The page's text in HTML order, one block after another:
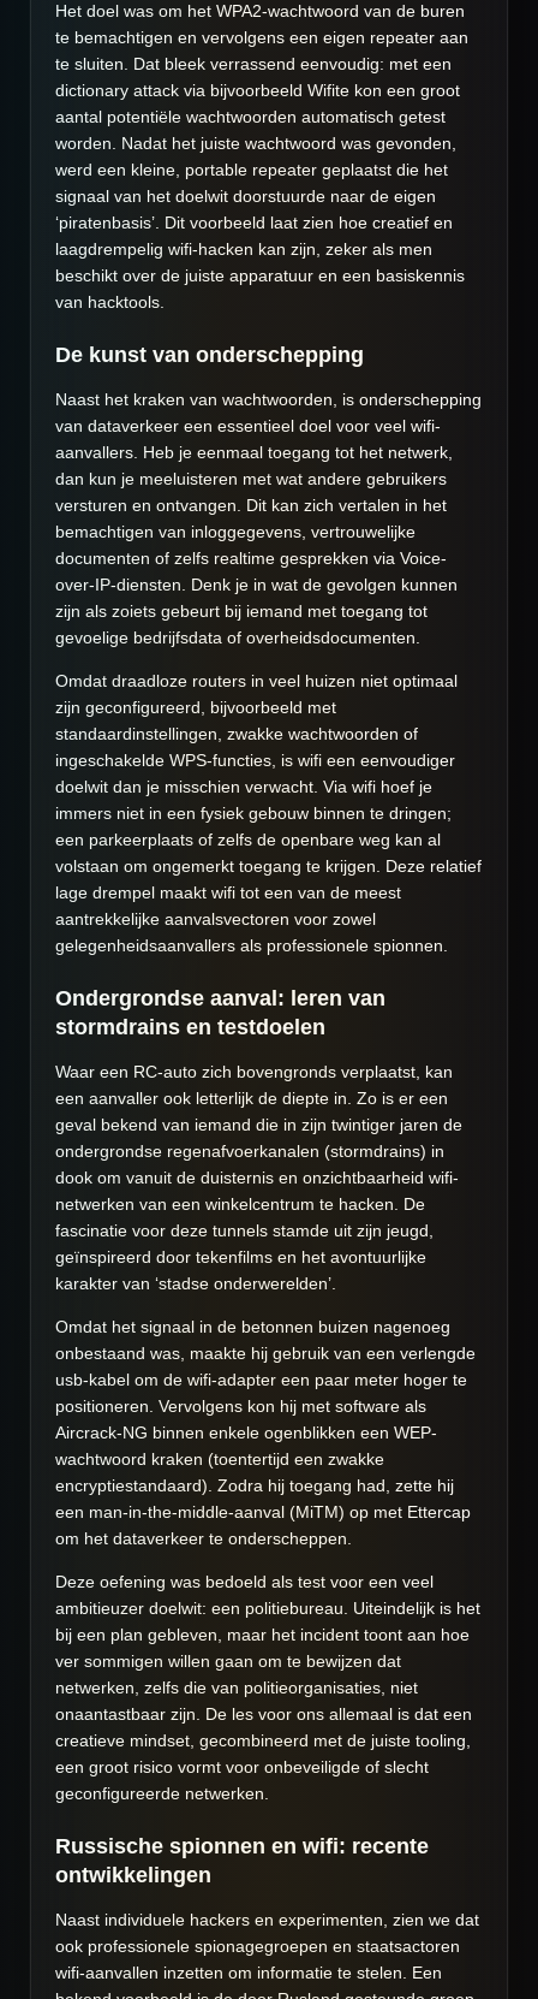
Het doel was om het WPA2-wachtwoord van de buren
te bemachtigen en vervolgens een eigen repeater aan
te sluiten. Dat bleek verrassend eenvoudig: met een
dictionary attack via bijvoorbeeld Wifite kon een groot
aantal potentiële wachtwoorden automatisch getest
worden. Nadat het juiste wachtwoord was gevonden,
werd een kleine, portable repeater geplaatst die het
signaal van het doelwit doorstuurde naar de eigen
‘piratenbasis’. Dit voorbeeld laat zien hoe creatief en
laagdrempelig wifi-hacken kan zijn, zeker als men
beschikt over de juiste apparatuur en een basiskennis
van hacktools.
De kunst van onderschepping
Naast het kraken van wachtwoorden, is onderschepping
van dataverkeer een essentieel doel voor veel wifi-
aanvallers. Heb je eenmaal toegang tot het netwerk,
dan kun je meeluisteren met wat andere gebruikers
versturen en ontvangen. Dit kan zich vertalen in het
bemachtigen van inloggegevens, vertrouwelijke
documenten of zelfs realtime gesprekken via Voice-
over-IP-diensten. Denk je in wat de gevolgen kunnen
zijn als zoiets gebeurt bij iemand met toegang tot
gevoelige bedrijfsdata of overheidsdocumenten.
Omdat draadloze routers in veel huizen niet optimaal
zijn geconfigureerd, bijvoorbeeld met
standaardinstellingen, zwakke wachtwoorden of
ingeschakelde WPS-functies, is wifi een eenvoudiger
doelwit dan je misschien verwacht. Via wifi hoef je
immers niet in een fysiek gebouw binnen te dringen;
een parkeerplaats of zelfs de openbare weg kan al
volstaan om ongemerkt toegang te krijgen. Deze relatief
lage drempel maakt wifi tot een van de meest
aantrekkelijke aanvalsvectoren voor zowel
gelegenheidsaanvallers als professionele spionnen.
Ondergrondse aanval: leren van
stormdrains en testdoelen
Waar een RC-auto zich bovengronds verplaatst, kan
een aanvaller ook letterlijk de diepte in. Zo is er een
geval bekend van iemand die in zijn twintiger jaren de
ondergrondse regenafvoerkanalen (stormdrains) in
dook om vanuit de duisternis en onzichtbaarheid wifi-
netwerken van een winkelcentrum te hacken. De
fascinatie voor deze tunnels stamde uit zijn jeugd,
geïnspireerd door tekenfilms en het avontuurlijke
karakter van ‘stadse onderwerelden’.
Omdat het signaal in de betonnen buizen nagenoeg
onbestaand was, maakte hij gebruik van een verlengde
usb-kabel om de wifi-adapter een paar meter hoger te
positioneren. Vervolgens kon hij met software als
Aircrack-NG binnen enkele ogenblikken een WEP-
wachtwoord kraken (toentertijd een zwakke
encryptiestandaard). Zodra hij toegang had, zette hij
een man-in-the-middle-aanval (MiTM) op met Ettercap
om het dataverkeer te onderscheppen.
Deze oefening was bedoeld als test voor een veel
ambitieuzer doelwit: een politiebureau. Uiteindelijk is het
bij een plan gebleven, maar het incident toont aan hoe
ver sommigen willen gaan om te bewijzen dat
netwerken, zelfs die van politieorganisaties, niet
onaantastbaar zijn. De les voor ons allemaal is dat een
creatieve mindset, gecombineerd met de juiste tooling,
een groot risico vormt voor onbeveiligde of slecht
geconfigureerde netwerken.
Russische spionnen en wifi: recente
ontwikkelingen
Naast individuele hackers en experimenten, zien we dat
ook professionele spionagegroepen en staatsactoren
wifi-aanvallen inzetten om informatie te stelen. Een